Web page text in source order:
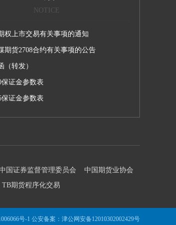
NOTICE
权上市交易有关事项的通知
期货2708合约有关事项的公告
（转发）
保证金参数表
保证金参数表
国证券监督管理委员会
中国期货业协会
TB期货程序化交易
号-1 公安备案： 津公网安备12010302002429号